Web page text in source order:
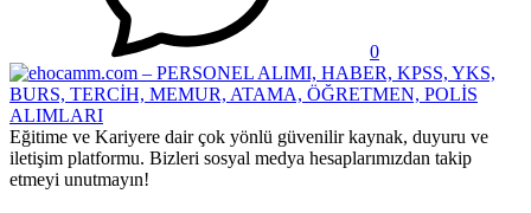
0
Eğitime ve Kariyere dair çok yönlü güvenilir kaynak, duyuru ve
iletişim platformu. Bizleri sosyal medya hesaplarımızdan takip
etmeyi unutmayın!